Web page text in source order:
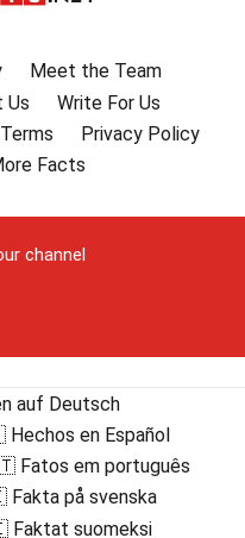
Meet the Team
Us
Write For Us
Terms
Privacy Policy
Facts
channel
auf Deutsch
en Español
em português
på svenska
suomeksi